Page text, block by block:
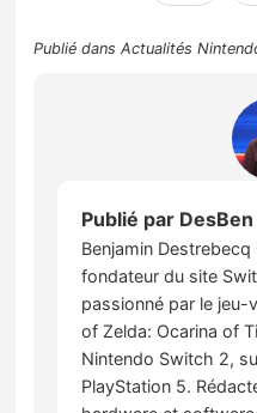
Publié dansActualités
Publié par DesBen
Benjamin
fondateur du site
passionné par le jeu-
of Zelda: Ocarina of
Nintendo Switch 2,
PlayStation 5.